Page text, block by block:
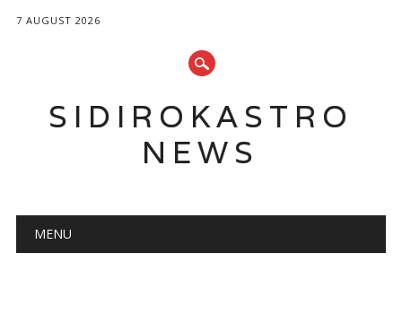
7 AUGUST 2026
SIDIROKASTRO
NEWS
Main menu
MENU